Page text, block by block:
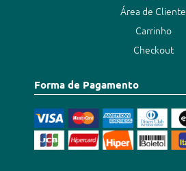
Área de Cliente
Carrinho
Checkout
Forma de Pagamento